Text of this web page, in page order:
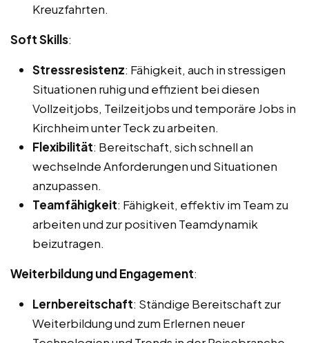
Kreuzfahrten.
Soft Skills:
Stressresistenz: Fähigkeit, auch in stressigen
Situationen ruhig und effizient bei diesen
Vollzeitjobs, Teilzeitjobs und temporäre Jobs in
Kirchheim unter Teck zu arbeiten.
Flexibilität: Bereitschaft, sich schnell an
wechselnde Anforderungen und Situationen
anzupassen.
Teamfähigkeit: Fähigkeit, effektiv im Team zu
arbeiten und zur positiven Teamdynamik
beizutragen.
Weiterbildung und Engagement:
Lernbereitschaft: Ständige Bereitschaft zur
Weiterbildung und zum Erlernen neuer